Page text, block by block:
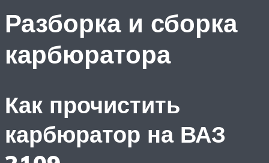
Разборка и сборка
карбюратора
Как прочистить
карбюратор на ВАЗ